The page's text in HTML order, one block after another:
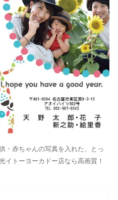
・赤ちゃんの写真を入れた、とっ
イトーヨーカドー店なら高画質！